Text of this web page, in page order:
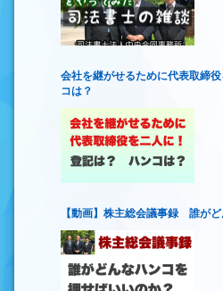
会社を継がせるために代表取
コは？
【動画】株主総会議事録 誰が